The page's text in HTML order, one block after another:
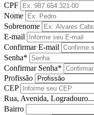
CPF
Nome
Sobrenome
E-mail
Confirmar E-mail
Senha*
Confirmar Senha*
Profissão
CEP
Rua, Avenida, Logradouro...
Bairro